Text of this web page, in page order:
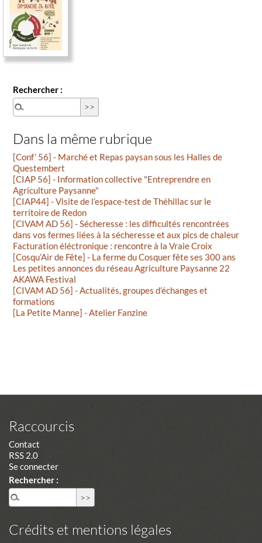
Rechercher :
Dans la même rubrique
[Conf’ 56] - Marché et Repas paysan sous les Halles de
Questembert
[CIAP 56] - Information collective "Entreprendre en
Agriculture Paysanne"
[CIAP44] - Visite de l’espace-test de Théhillac sur le
territoire de Redon
[CIVAM AD 56] - Sécheresse : les difficultés rencontrées
dans vos fermes liées à la sécheresse et aux pics de chaleur
Facturation éléctronique : rencontre à la Vraie Croix
[Cosqu’Air de Fête] - La ferme du Cosquer fête ses 300 ans
Les petites annonces du réseau Agriculture Paysanne 22
AKAWA Festival
[CIVAM AD 56] - Actualités, groupes d’échanges et
formations
[La Petite Manne] - Atelier Fanzine
Raccourcis
Contact
RSS 2.0
Se connecter
Rechercher :
Crédits et mentions légales